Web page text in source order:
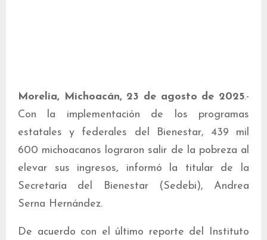
Morelia, Michoacán, 23 de agosto de 2025.-
Con la implementación de los programas
estatales y federales del Bienestar, 439 mil
600 michoacanos lograron salir de la pobreza al
elevar sus ingresos, informó la titular de la
Secretaría del Bienestar (Sedebi), Andrea
Serna Hernández.
De acuerdo con el último reporte del Instituto